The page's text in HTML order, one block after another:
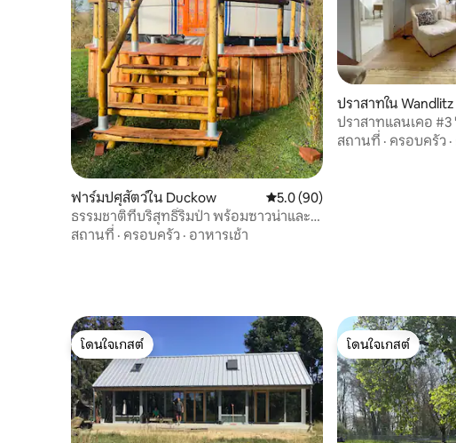
ฟาร์มปศุสัตว์ใน Duckow คะแนนเฉลี่ย 5.0 จาก 5, 90 รีวิว
5.0 (90)
ธรรมชาติที่บริสุทธิ์ริมป่า พร้อมซาวน่าและ
เตาผิง
สถานที่ · ครอบครัว · อาหารเช้า
ปราสาทใน Wandlitz
ปราสาทแลนเคอ #3
สถานที่ · ครอบครัว ·
โดนใจเกสต์
โดนใจเกสต์
โดนใจเกสต์
โดนใจเกสต์